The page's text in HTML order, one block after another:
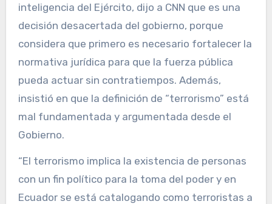
inteligencia del Ejército, dijo a CNN que es una
decisión desacertada del gobierno, porque
considera que primero es necesario fortalecer la
normativa jurídica para que la fuerza pública
pueda actuar sin contratiempos. Además,
insistió en que la definición de “terrorismo” está
mal fundamentada y argumentada desde el
Gobierno.
“El terrorismo implica la existencia de personas
con un fin político para la toma del poder y en
Ecuador se está catalogando como terroristas a